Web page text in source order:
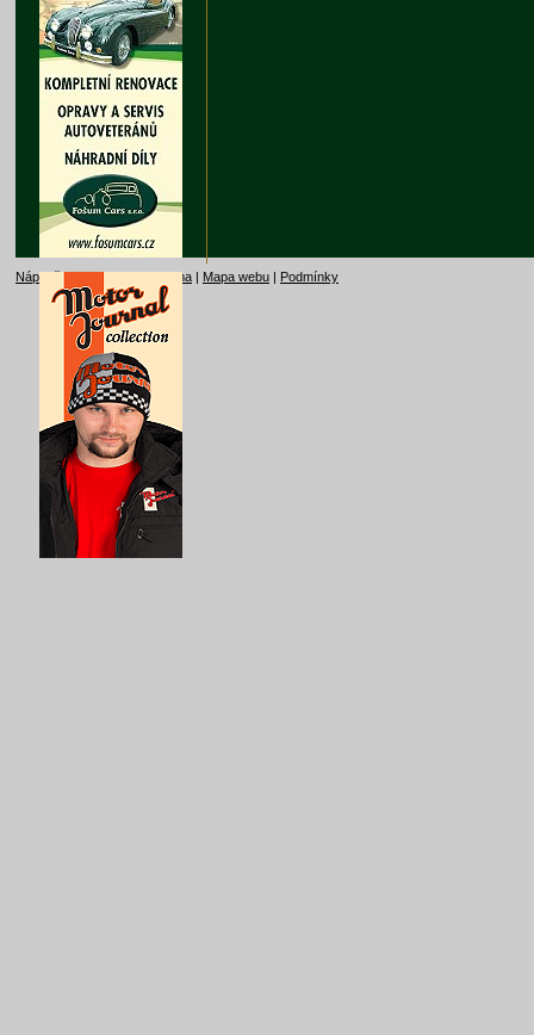
Nápověda|Kontakt|Reklama | Mapa webu | Podmínky